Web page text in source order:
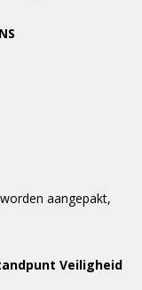
aangepakt,
Veiligheid